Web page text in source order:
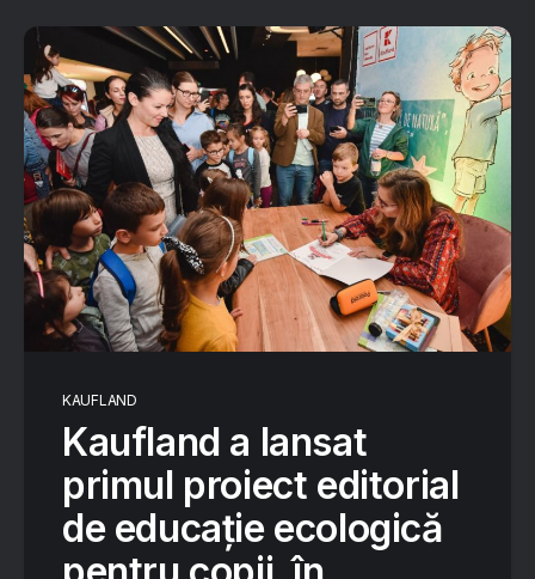
KAUFLAND
Kaufland a lansat
primul proiect editorial
de educație ecologică